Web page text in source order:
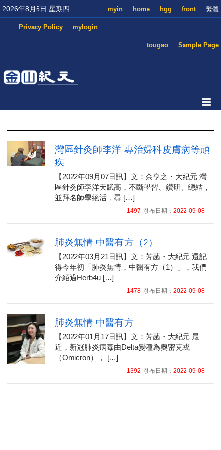
2026年8月6日 星期四 繁體
front
hgg
home
myin
mylogin
Privacy Policy
Sample Page
tougao
灣區針灸師李洋 專治婦科皮膚病等頑
疾
【2022年09月07日訊】文：余亨之・大紀元 灣
區針灸師李洋天賦高，不斷學習、鑽研、總結，
並拜名師學絕活，尋 […]
1497 發布日期： 2022-09-08
肺炎無情 中醫有方（2）
【2022年03月21日訊】文：芳菡・大紀元 還記
得今年初「肺炎無情，中醫有方（1）」，我們
介紹過Herb4u […]
1478發布日期： 2022-09-08
肺炎無情 中醫有方
【2022年01月17日訊】文：芳菡・大紀元 最
近，新冠肺炎病毒由Delta變種為奧密克戎
（Omicron）， […]
1392 發布日期： 2022-09-08